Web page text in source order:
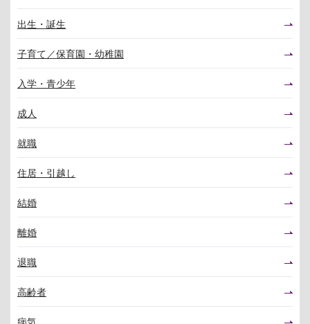
出生・誕生
子育て／保育園・幼稚園
入学・青少年
成人
就職
住居・引越し
結婚
離婚
退職
高齢者
病気